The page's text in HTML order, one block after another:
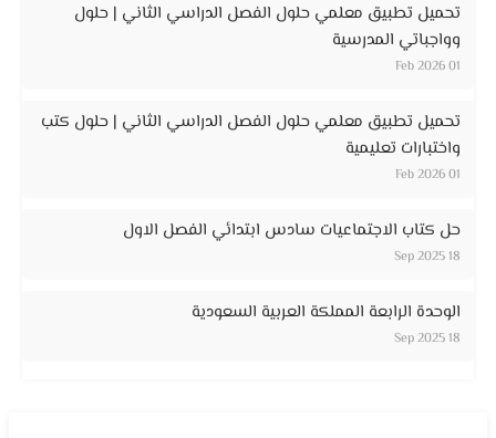
تحميل تطبيق معلمي حلول الفصل الدراسي الثاني | حلول
وواجباتي المدرسية
01 Feb 2026
تحميل تطبيق معلمي حلول الفصل الدراسي الثاني | حلول كتب
واختبارات تعليمية
01 Feb 2026
حل كتاب الاجتماعيات سادس ابتدائي الفصل الاول
18 Sep 2025
الوحدة الرابعة المملكة العربية السعودية
18 Sep 2025